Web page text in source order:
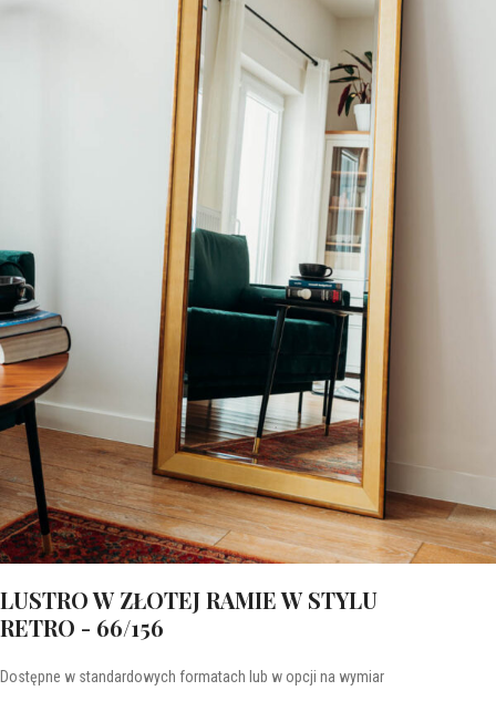
LUSTRO W ZŁOTEJ RAMIE W STYLU
RETRO - 66/156
Dostępne w standardowych formatach lub w opcji na wymiar